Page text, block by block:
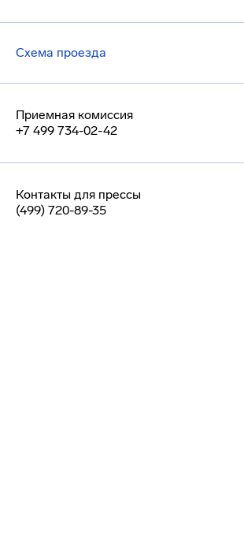
Схема проезда
Приемная комиссия
+7 499 734-02-42
Контакты для прессы
(499) 720-89-35